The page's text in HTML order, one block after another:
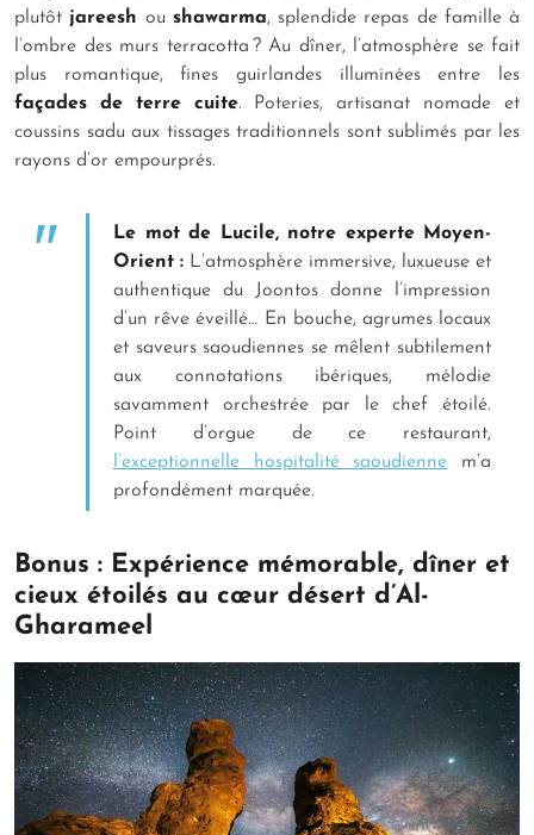
plutôt jareesh ou shawarma, splendide repas de famille à
l’ombre des murs terracotta ? Au dîner, l’atmosphère se fait
plus romantique, fines guirlandes illuminées entre les
façades de terre cuite. Poteries, artisanat nomade et
coussins sadu aux tissages traditionnels sont sublimés par les
rayons d’or empourprés.
Le mot de Lucile, notre experte Moyen-
Orient : L’atmosphère immersive, luxueuse et
authentique du Joontos donne l’impression
d’un rêve éveillé… En bouche, agrumes locaux
et saveurs saoudiennes se mêlent subtilement
aux connotations ibériques, mélodie
savamment orchestrée par le chef étoilé.
Point d’orgue de ce restaurant,
l’exceptionnelle hospitalité saoudienne m’a
profondément marquée.
Bonus : Expérience mémorable, dîner et
cieux étoilés au cœur désert d’Al-
Gharameel